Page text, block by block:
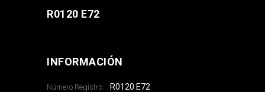
R0120 E72
INFORMACIÓN
Número Registro: R0120 E72